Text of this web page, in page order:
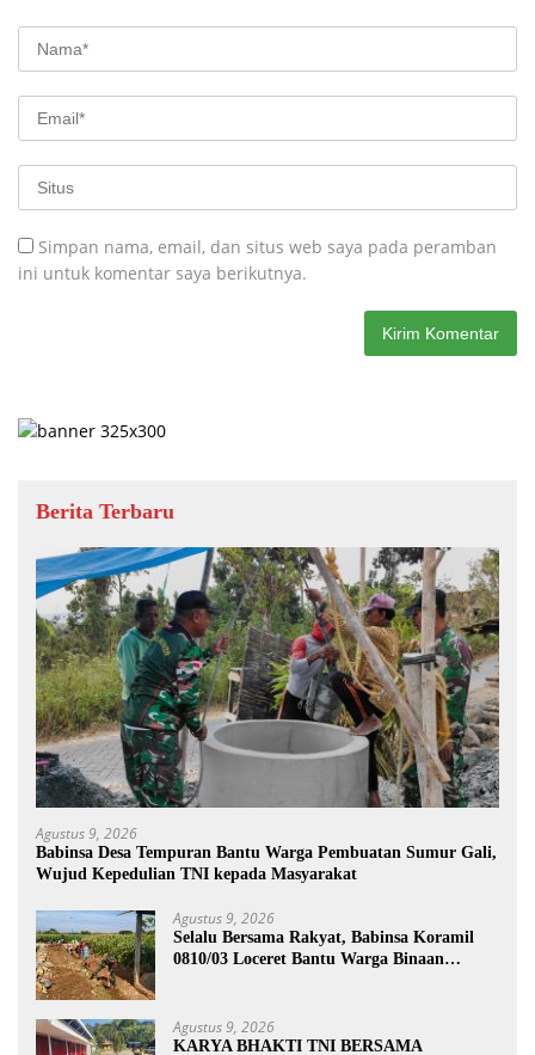
Simpan nama, email, dan situs web saya pada peramban
ini untuk komentar saya berikutnya.
Berita Terbaru
Agustus 9, 2026
Babinsa Desa Tempuran Bantu Warga Pembuatan Sumur Gali,
Wujud Kepedulian TNI kepada Masyarakat
Agustus 9, 2026
Selalu Bersama Rakyat, Babinsa Koramil
0810/03 Loceret Bantu Warga Binaan
Agustus 9, 2026
KARYA BHAKTI TNI BERSAMA